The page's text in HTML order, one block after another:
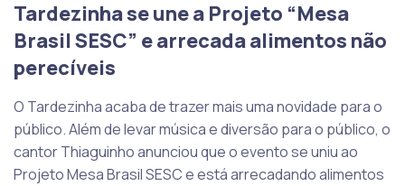
Tardezinha se une a Projeto “Mesa
Brasil SESC” e arrecada alimentos não
perecíveis
O Tardezinha acaba de trazer mais uma novidade para o
público. Além de levar música e diversão para o público, o
cantor Thiaguinho anunciou que o evento se uniu ao
Projeto Mesa Brasil SESC e está arrecadando alimentos